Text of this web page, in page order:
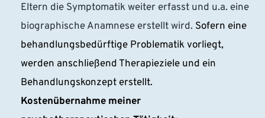
Eltern die Symptomatik weiter erfasst und u.a. eine
biographische Anamnese erstellt wird. Sofern eine
behandlungsbedürftige Problematik vorliegt,
werden anschließend Therapieziele und ein
Behandlungskonzept erstellt.
Kostenübernahme meiner